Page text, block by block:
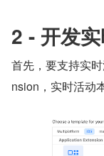
2 - 开发
首先，要支持实
nsion，实时活动